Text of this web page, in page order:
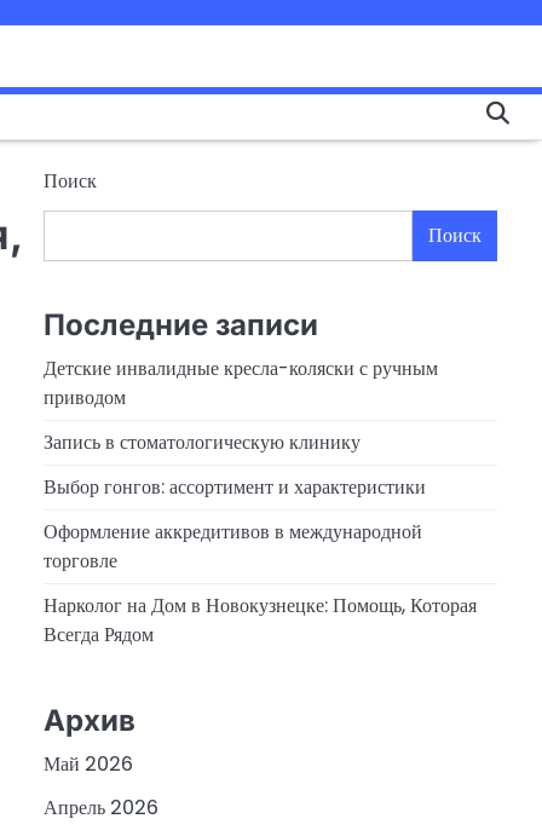
Поиск
Поиск
Последние записи
Детские инвалидные кресла-коляски с ручным
приводом
Запись в стоматологическую клинику
Выбор гонгов: ассортимент и характеристики
Оформление аккредитивов в международной
торговле
Нарколог на Дом в Новокузнецке: Помощь, Которая
Всегда Рядом
Архив
Май 2026
Апрель 2026